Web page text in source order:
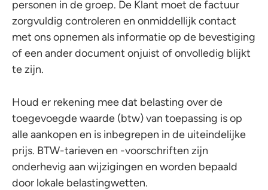
personen in de groep. De Klant moet de factuur
zorgvuldig controleren en onmiddellijk contact
met ons opnemen als informatie op de bevestiging
of een ander document onjuist of onvolledig blijkt
te zijn.
Houd er rekening mee dat belasting over de
toegevoegde waarde (btw) van toepassing is op
alle aankopen en is inbegrepen in de uiteindelijke
prijs. BTW-tarieven en -voorschriften zijn
onderhevig aan wijzigingen en worden bepaald
door lokale belastingwetten.